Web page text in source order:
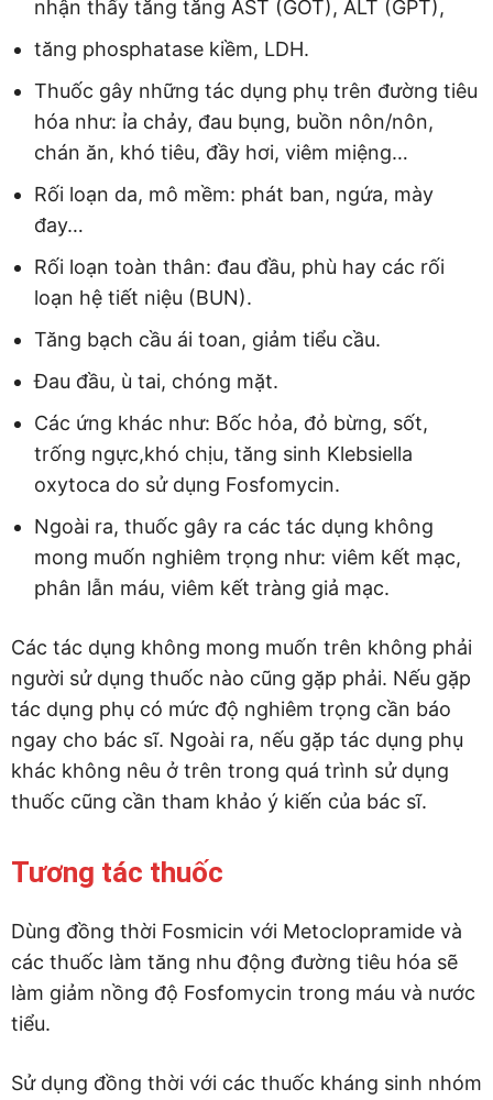
nhận thấy tăng tăng AST (GOT), ALT (GPT),
tăng phosphatase kiềm, LDH.
Thuốc gây những tác dụng phụ trên đường tiêu
hóa như: ỉa chảy, đau bụng, buồn nôn/nôn,
chán ăn, khó tiêu, đầy hơi, viêm miệng…
Rối loạn da, mô mềm: phát ban, ngứa, mày
đay…
Rối loạn toàn thân: đau đầu, phù hay các rối
loạn hệ tiết niệu (BUN).
Tăng bạch cầu ái toan, giảm tiểu cầu.
Đau đầu, ù tai, chóng mặt.
Các ứng khác như: Bốc hỏa, đỏ bừng, sốt,
trống ngực,khó chịu, tăng sinh Klebsiella
oxytoca do sử dụng Fosfomycin.
Ngoài ra, thuốc gây ra các tác dụng không
mong muốn nghiêm trọng như: viêm kết mạc,
phân lẫn máu, viêm kết tràng giả mạc.
Các tác dụng không mong muốn trên không phải
người sử dụng thuốc nào cũng gặp phải. Nếu gặp
tác dụng phụ có mức độ nghiêm trọng cần báo
ngay cho bác sĩ. Ngoài ra, nếu gặp tác dụng phụ
khác không nêu ở trên trong quá trình sử dụng
thuốc cũng cần tham khảo ý kiến của bác sĩ.
Tương tác thuốc
Dùng đồng thời Fosmicin với Metoclopramide và
các thuốc làm tăng nhu động đường tiêu hóa sẽ
làm giảm nồng độ Fosfomycin trong máu và nước
tiểu.
Sử dụng đồng thời với các thuốc kháng sinh nhóm